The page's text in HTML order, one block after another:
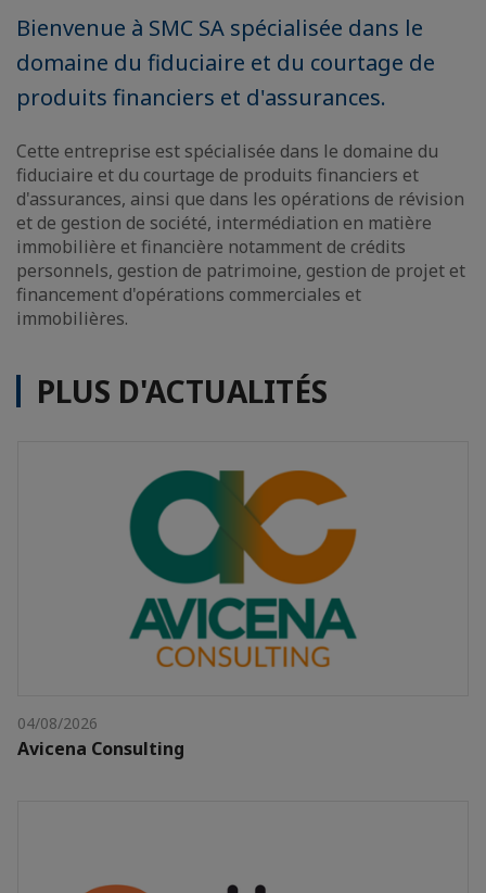
Bienvenue à SMC SA spécialisée dans le
domaine du fiduciaire et du courtage de
produits financiers et d'assurances.
Cette entreprise est spécialisée dans le domaine du
fiduciaire et du courtage de produits financiers et
d'assurances, ainsi que dans les opérations de révision
et de gestion de société, intermédiation en matière
immobilière et financière notamment de crédits
personnels, gestion de patrimoine, gestion de projet et
financement d'opérations commerciales et
immobilières.
PLUS D'ACTUALITÉS
04/08/2026
Avicena Consulting